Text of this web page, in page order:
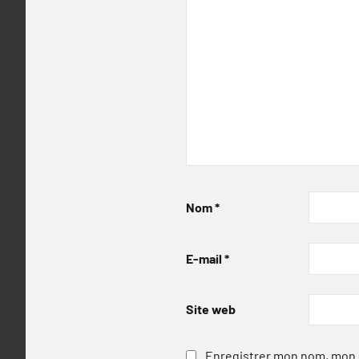
Nom*
E-mail *
Site web
Enregistrer mon nom,